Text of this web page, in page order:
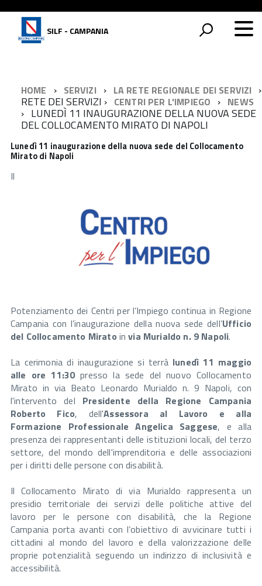
SILF - CAMPANIA
HOME SERVIZI LA RETE REGIONALE DEI SERVIZI
RETE DEI SERVIZI CENTRI PER L'IMPIEGO NEWS
LUNEDÌ 11 INAUGURAZIONE DELLA NUOVA SEDE
DEL COLLOCAMENTO MIRATO DI NAPOLI
Lunedì 11 inaugurazione della nuova sede del Collocamento
Mirato di Napoli
Il
Potenziamento dei Centri per l’Impiego continua in Regione
Campania con l’inaugurazione della nuova sede dell’Ufficio
del Collocamento Mirato invia Murialdo n. 9 Napoli.
La cerimonia di inaugurazione si terrà lunedì 11 maggio
alle ore 11:30presso la sede del nuovo Collocamento
Mirato in via Beato Leonardo Murialdo n. 9 Napoli, con
l'intervento del Presidente della Regione Campania
Roberto Fico, dell'Assessora al Lavoro e alla
Formazione Professionale Angelica Saggese, e alla
presenza dei rappresentanti delle istituzioni locali, del terzo
settore, del mondo dell'imprenditoria e delle associazioni
per i diritti delle persone con disabilità.
Il Collocamento Mirato di via Murialdo rappresenta un
presidio territoriale dei servizi delle politiche attive del
lavoro per le persone con disabilità, che la Regione
Campania porta avanti con l’obiettivo di avvicinare tutti i
cittadini al mondo del lavoro e della valorizzazione delle
proprie potenzialità seguendo un indirizzo di inclusività e
accessibilità.